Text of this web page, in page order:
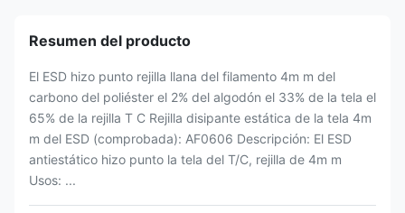
Resumen del producto
El ESD hizo punto rejilla llana del filamento 4m m del
carbono del poliéster el 2% del algodón el 33% de la tela el
65% de la rejilla T C Rejilla disipante estática de la tela 4m
m del ESD (comprobada): AF0606 Descripción: El ESD
antiestático hizo punto la tela del T/C, rejilla de 4m m
Usos: ...